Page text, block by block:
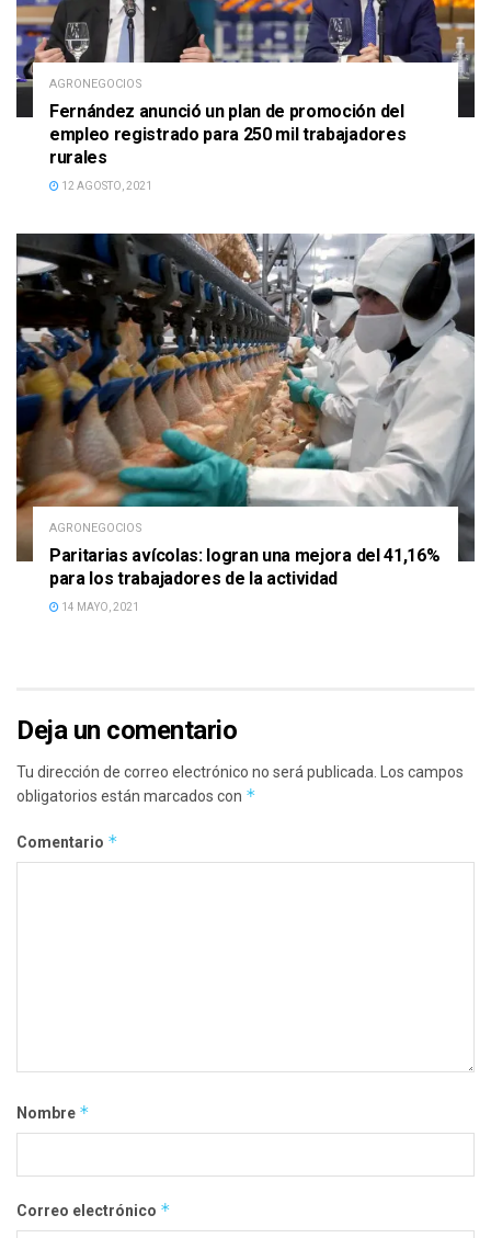
AGRONEGOCIOS
Fernández anunció un plan de promoción del
empleo registrado para 250 mil trabajadores
rurales
12 AGOSTO, 2021
AGRONEGOCIOS
Paritarias avícolas: logran una mejora del 41,16%
para los trabajadores de la actividad
14 MAYO, 2021
Deja un comentario
Tu dirección de correo electrónico no será publicada. Los campos
obligatorios están marcados con *
Comentario *
Nombre *
Correo electrónico *